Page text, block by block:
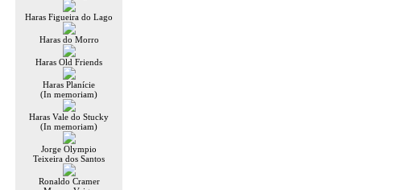
Haras Figueira do Lago
Haras do Morro
Haras Old Friends
Haras Planície
(In memoriam)
Haras Vale do Stucky
(In memoriam)
Jorge Olympio
Teixeira dos Santos
Ronaldo Cramer